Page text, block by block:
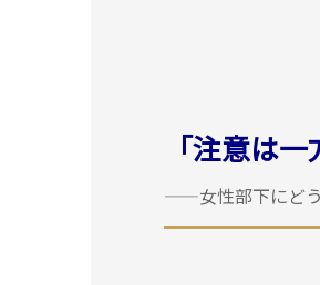
「注意は
——女性部下にど